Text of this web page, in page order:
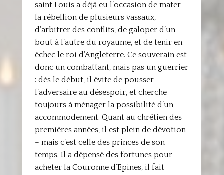
saint Louis a déjà eu l’occasion de mater
la rébellion de plusieurs vassaux,
d’arbitrer des conflits, de galoper d’un
bout à l’autre du royaume, et de tenir en
échec le roi d’Angleterre. Ce souverain est
donc un combattant, mais pas un guerrier
: dès le début, il évite de pousser
l’adversaire au désespoir, et cherche
toujours à ménager la possibilité d’un
accommodement. Quant au chrétien des
premières années, il est plein de dévotion
– mais c’est celle des princes de son
temps. Il a dépensé des fortunes pour
acheter la Couronne d’Epines, il fait